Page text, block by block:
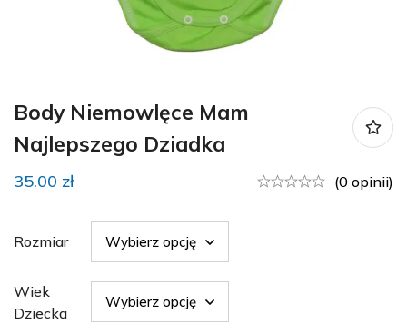
Body Niemowlęce Mam
Najlepszego Dziadka
35.00 zł (0 opinii)
Rozmiar
Wiek
Dziecka